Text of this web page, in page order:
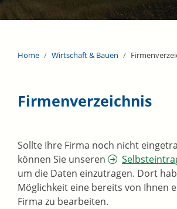
Home Wirtschaft & Bauen
Firmenverzeichnis
Sollte Ihre Firma noch nicht
können Sie unseren
um die Daten einzutragen. Dort
Möglichkeit eine bereits von Ihnen
Firma zu bearbeiten.